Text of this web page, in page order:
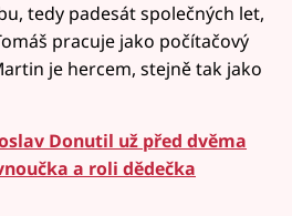
tedy padesát společných let,
pracuje jako počítačový
je hercem, stejně tak jako
Donutil už před dvěma
a roli dědečka